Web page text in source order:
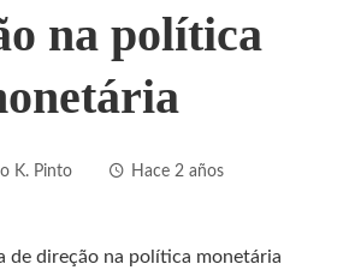
na política
K. Pinto Hace 2 años